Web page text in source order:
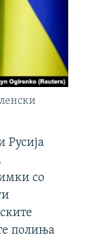
Русија
со
полиња